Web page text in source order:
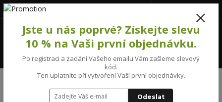
777231992
0 Kč
MASÁŽNÍ PŘÍPRAVKY
KOŇSKÝ BALZÁM HŘEJIVÝ HERBAVERA 200
Jste u nás poprvé? Získejte slevu
10 % na Vaši první objednávku.
Po registraci a zadání Vašeho emailu Vám zašleme slevový
kód.
Ten uplatníte při vytvoření Vaší první objednávky.
Odeslat